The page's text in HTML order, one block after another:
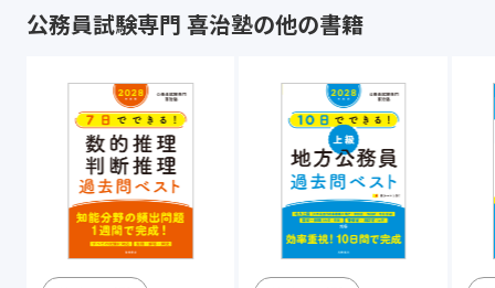
公務員試験専門 喜治塾の他の書籍